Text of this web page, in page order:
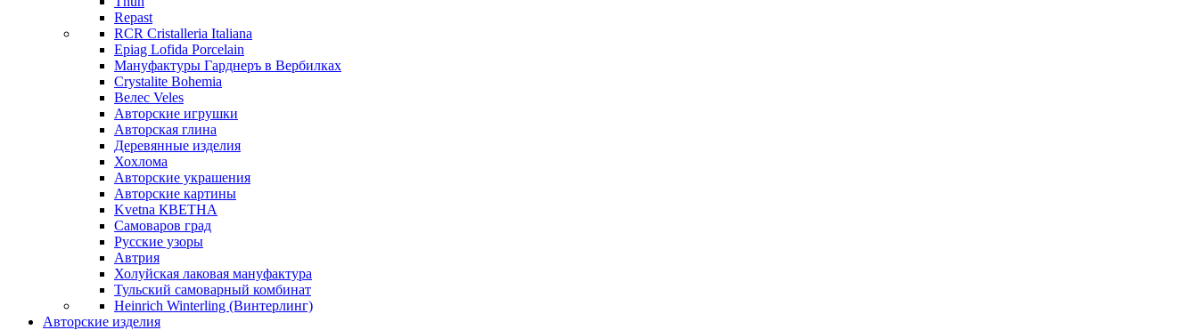
Repast
RCR Cristalleria Italiana
Epiag Lofida Porcelain
Мануфактуры Гарднеръ в Вербилках
Crystalite Bohemia
Велес Veles
Авторские игрушки
Авторская глина
Деревянные изделия
Хохлома
Авторские украшения
Авторские картины
Kvetna КВЕТНА
Самоваров град
Русские узоры
Автрия
Холуйская лаковая мануфактура
Тульский самоварный комбинат
Heinrich Winterling (Винтерлинг)
Авторские изделия